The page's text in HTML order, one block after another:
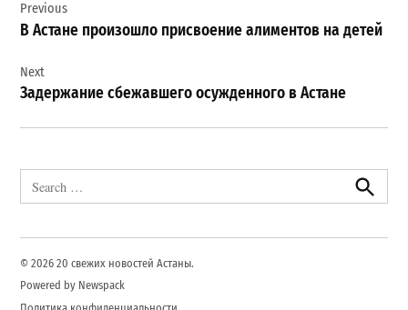
по
записям
Previous
В Астане произошло присвоение алиментов на детей
Next
Задержание сбежавшего осужденного в Астане
for:
Search
© 2026 20 свежих новостей Астаны.
Powered by Newspack
Политика конфиденциальности